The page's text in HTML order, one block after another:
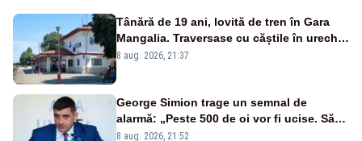
Tânără de 19 ani, lovită de tren în Gara
Mangalia. Traversase cu căștile în urechi
liniile printr-un loc nepermis
8 aug. 2026, 21:37
George Simion trage un semnal de
alarmă: „Peste 500 de oi vor fi ucise. Să
vedem dacă ciobanii vor fi despăgubiți”
8 aug. 2026, 21:52